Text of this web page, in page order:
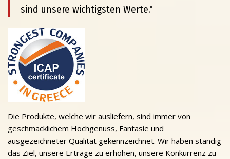
sind unsere wichtigsten Werte."
Die Produkte, welche wir ausliefern, sind immer von
geschmacklichem Hochgenuss, Fantasie und
ausgezeichneter Qualität gekennzeichnet. Wir haben ständig
das Ziel, unsere Erträge zu erhöhen, unsere Konkurrenz zu